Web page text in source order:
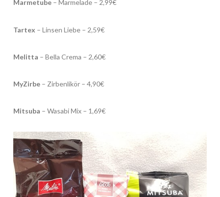
Marmetube– Marmelade – 2,99€
Tartex – Linsen Liebe – 2,59€
Melitta – Bella Crema – 2,60€
MyZirbe– Zirbenlikör – 4,90€
Mitsuba – Wasabi Mix – 1,69€